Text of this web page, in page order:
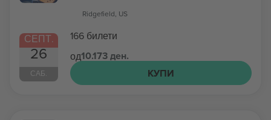
СЕПТ.
26
САБ.
Ridgefield, US
166 билети
од10.173 ден.
КУПИ